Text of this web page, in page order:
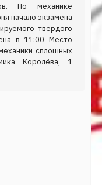
По механике
начало экзамена
твердого
в 11:00 Место
сплошных
Королёва, 1